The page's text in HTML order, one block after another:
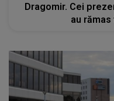
Dragomir. Cei
au